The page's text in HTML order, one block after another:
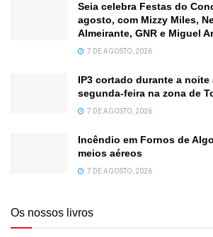
Seia celebra Festas do
agosto, com Mizzy Miles,
Almeirante, GNR e Miguel
7 DE AGOSTO, 2026
IP3 cortado durante a noite
segunda-feira na zona de
7 DE AGOSTO, 2026
Incêndio em Fornos de
meios aéreos
7 DE AGOSTO, 2026
Os nossos livros